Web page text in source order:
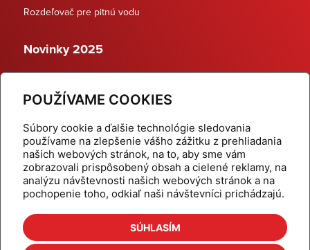
POUŽÍVAME COOKIES
Súbory cookie a ďalšie technológie sledovania
používame na zlepšenie vášho zážitku z prehliadania
našich webových stránok, na to, aby sme vám
zobrazovali prispôsobený obsah a cielené reklamy, na
analýzu návštevnosti našich webových stránok a na
pochopenie toho, odkiaľ naši návštevníci prichádzajú.
SÚHLASÍM
Rozdeľovač pre pitnú vodu
Novinky 2025
Dynamické termostatické ventily
Domov
Produkty
Aktuality
Odber šikovné tipy
Kalkulačky
Cenníky
Na stiahnutie
Referencie